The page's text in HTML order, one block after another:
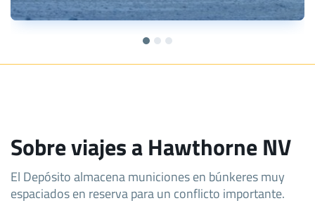
Sobre viajes a Hawthorne NV
El Depósito almacena municiones en búnkeres muy
espaciados en reserva para un conflicto importante.